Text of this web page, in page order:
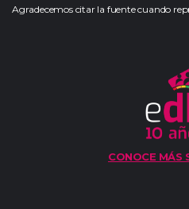
Agradecemos citar la fuente cuando
CONOCE MÁS